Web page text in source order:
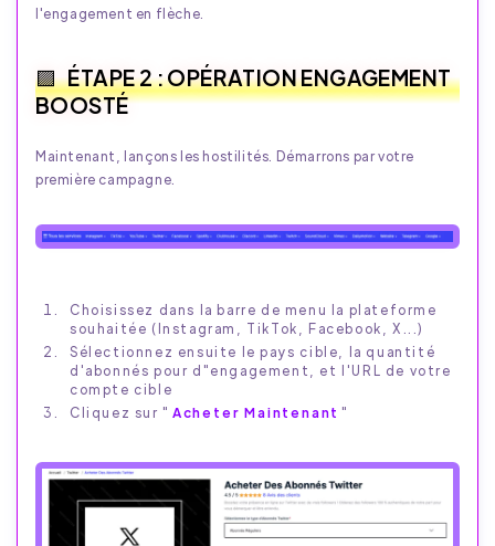
l'engagement en flèche.
ÉTAPE 2 : OPÉRATION ENGAGEMENT
BOOSTÉ
Maintenant, lançons les hostilités. Démarrons par votre
première campagne.
Choisissez dans la barre de menu la plateforme
souhaitée (Instagram, TikTok, Facebook, X...)
Sélectionnez ensuite le pays cible, la quantité
d'abonnés pour d"engagement, et l'URL de votre
compte cible
Cliquez sur " Acheter Maintenant "